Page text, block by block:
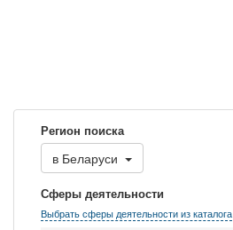
Регион поиска
в Беларуси
Сферы деятельности
Выбрать сферы деятельности из каталога